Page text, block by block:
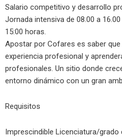
Salario competitivo y desarrollo
Jornada intensiva de 08.00 a
15:00 horas.
Apostar por Cofares es saber
experiencia profesional y
profesionales. Un sitio donde
entorno dinámico con un gran
Requisitos
Imprescindible Licenciatura/grado